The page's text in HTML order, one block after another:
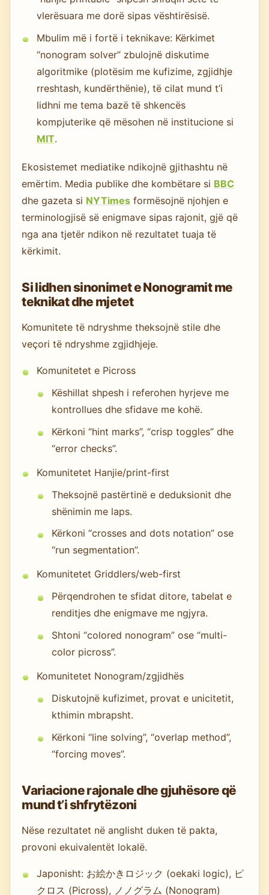
vlerësuara me dorë sipas vështirësisë.
Mbulim më i fortë i teknikave: Kërkimet
“nonogram solver” zbulojnë diskutime
algoritmike (plotësim me kufizime, zgjidhje
rreshtash, kundërthënie), të cilat mund t’i
lidhni me tema bazë të shkencës
kompjuterike që mësohen në institucione si
MIT.
Ekosistemet mediatike ndikojnë gjithashtu në
emërtim. Media publike dhe kombëtare si BBC
dhe gazeta si NYTimes formësojnë njohjen e
terminologjisë së enigmave sipas rajonit, gjë që
nga ana tjetër ndikon në rezultatet tuaja të
kërkimit.
Si lidhen sinonimet e Nonogramit me
teknikat dhe mjetet
Komunitete të ndryshme theksojnë stile dhe
veçori të ndryshme zgjidhjeje.
Komunitetet e Picross
Këshillat shpesh i referohen hyrjeve me
kontrollues dhe sfidave me kohë.
Kërkoni “hint marks”, “crisp toggles” dhe
“error checks”.
Komunitetet Hanjie/print-first
Theksojnë pastërtinë e deduksionit dhe
shënimin me laps.
Kërkoni “crosses and dots notation” ose
“run segmentation”.
Komunitetet Griddlers/web-first
Përqendrohen te sfidat ditore, tabelat e
renditjes dhe enigmave me ngjyra.
Shtoni “colored nonogram” ose “multi-
color picross”.
Komunitetet Nonogram/zgjidhës
Diskutojnë kufizimet, provat e unicitetit,
kthimin mbrapsht.
Kërkoni “line solving”, “overlap method”,
“forcing moves”.
Variacione rajonale dhe gjuhësore që
mund t’i shfrytëzoni
Nëse rezultatet në anglisht duken të pakta,
provoni ekuivalentët lokalë.
Japonisht: お絵かきロジック (oekaki logic), ピ
クロス (Picross), ノノグラム (Nonogram)